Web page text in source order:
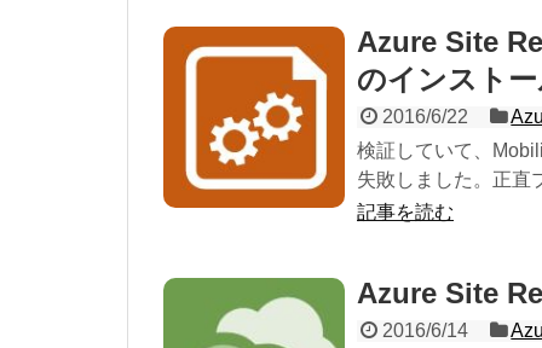
Azure Site
のインスト
2016/6/22
検証していて、
失敗しました。正直
記事を読む
Azure Site
2016/6/14